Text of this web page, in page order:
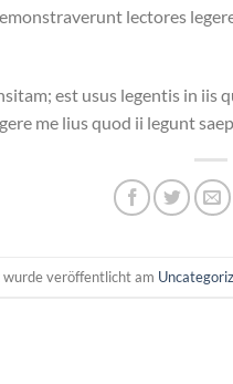
lectores
est usus legentis in iis
me lius quod ii legunt
veröffentlicht am